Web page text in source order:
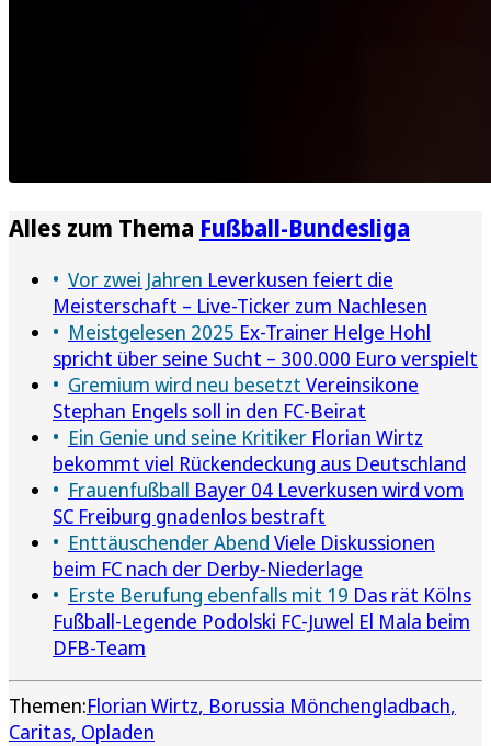
Alles zum Thema Fußball-Bundesliga
Vor zwei Jahren Leverkusen feiert die
Meisterschaft – Live-Ticker zum Nachlesen
Meistgelesen 2025 Ex-Trainer Helge Hohl
spricht über seine Sucht – 300.000 Euro verspielt
Gremium wird neu besetzt Vereinsikone
Stephan Engels soll in den FC-Beirat
Ein Genie und seine Kritiker Florian Wirtz
bekommt viel Rückendeckung aus Deutschland
Frauenfußball Bayer 04 Leverkusen wird vom
SC Freiburg gnadenlos bestraft
Enttäuschender Abend Viele Diskussionen
beim FC nach der Derby-Niederlage
Erste Berufung ebenfalls mit 19 Das rät Kölns
Fußball-Legende Podolski FC-Juwel El Mala beim
DFB-Team
Themen:Florian Wirtz Borussia Mönchengladbach
Caritas Opladen